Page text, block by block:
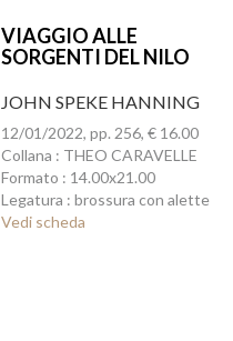
VIAGGIO ALLE
SORGENTI DEL NILO
JOHN SPEKE HANNING
12/01/2022, pp. 256, € 16.00
Collana : THEO CARAVELLE
Formato : 14.00x21.00
Legatura : brossura con alette
Vedi scheda